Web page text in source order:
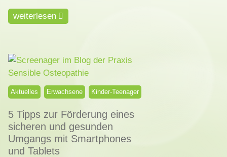
weiterlesen
Aktuelles Erwachsene Kinder-Teenager
5 Tipps zur Förderung eines
sicheren und gesunden
Umgangs mit Smartphones
und Tablets